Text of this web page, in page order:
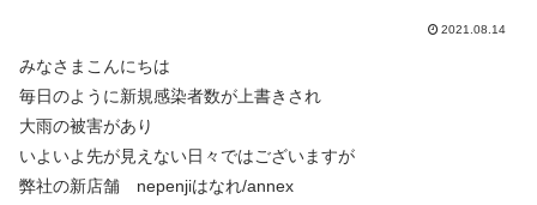
2021.08.14
みなさまこんにちは
毎日のように新規感染者数が上書きされ
大雨の被害があり
いよいよ先が見えない日々ではございますが
弊社の新店舗 nepenjiはなれ/annex